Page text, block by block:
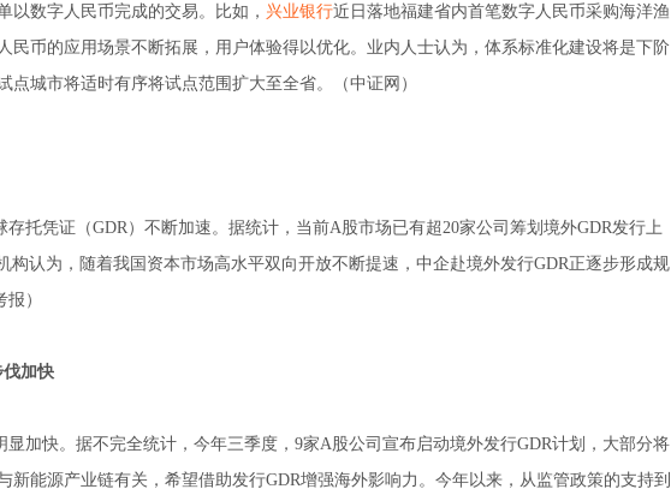
以数字人民币完成的交易。比如， 兴业银行近日落地福建省内首笔数字人民币采购海洋渔
民币的应用场景不断拓展，用户体验得以优化。业内人士认为，体系标准化建设将是下阶
城市将适时有序将试点范围扩大至全省。（中证网）
托凭证（GDR）不断加速。据统计，当前A股市场已有超20家公司筹划境外GDR发行上
构认为，随着我国资本市场高水平双向开放不断提速，中企赴境外发行GDR正逐步形成规
）
伐加快
加快。据不完全统计，今年三季度，9家A股公司宣布启动境外发行GDR计划，大部分将
能源产业链有关，希望借助发行GDR增强海外影响力。今年以来，从监管政策的支持到